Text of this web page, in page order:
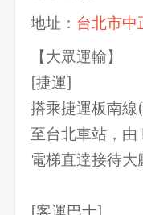
地址： 台北市中
【大眾運輸】
[捷運]
搭乘捷運板南
至台北車站，
電梯直達接待大
[客運巴士]